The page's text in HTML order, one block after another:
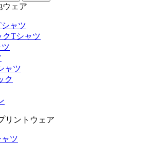
ウェア
ャツ
Tシャツ
ャツ
ク
リントウェア
ツ